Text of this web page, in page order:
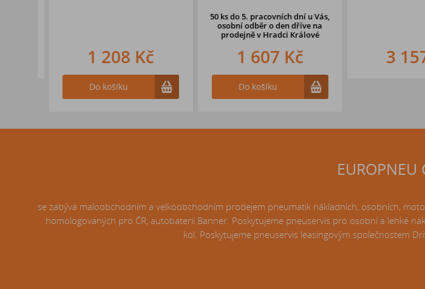
1 208 Kč
Do košíku
50 ks do 5. pracovních dní u Vás,
osobní odběr o den dříve na
prodejněv Hradci Králové
1 607 Kč
Do košíku
3
EUROPNEU
se zabývá maloobchodním a velkoobchodním prodejem pneumatik nákladních, osobních,
homologovaných pro ČR, autobaterií Banner. Poskytujeme pneuservis pro osobní a lehké
kol. Poskytujeme pneuservis leasingovým společnostem